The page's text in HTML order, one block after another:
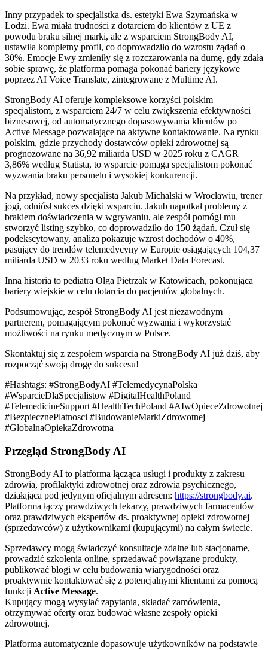
Inny przypadek to specjalistka ds. estetyki Ewa Szymańska w
Łodzi. Ewa miała trudności z dotarciem do klientów z UE z
powodu braku silnej marki, ale z wsparciem StrongBody AI,
ustawiła kompletny profil, co doprowadziło do wzrostu żądań o
30%. Emocje Ewy zmieniły się z rozczarowania na dumę, gdy zdała
sobie sprawę, że platforma pomaga pokonać bariery językowe
poprzez AI Voice Translate, zintegrowane z Multime AI.
StrongBody AI oferuje kompleksowe korzyści polskim
specjalistom, z wsparciem 24/7 w celu zwiększenia efektywności
biznesowej, od automatycznego dopasowywania klientów po
Active Message pozwalające na aktywne kontaktowanie. Na rynku
polskim, gdzie przychody dostawców opieki zdrowotnej są
prognozowane na 36,92 miliarda USD w 2025 roku z CAGR
3,86% według Statista, to wsparcie pomaga specjalistom pokonać
wyzwania braku personelu i wysokiej konkurencji.
Na przykład, nowy specjalista Jakub Michalski w Wrocławiu, trener
jogi, odniósł sukces dzięki wsparciu. Jakub napotkał problemy z
brakiem doświadczenia w wgrywaniu, ale zespół pomógł mu
stworzyć listing szybko, co doprowadziło do 150 żądań. Czuł się
podekscytowany, analiza pokazuje wzrost dochodów o 40%,
pasujący do trendów telemedycyny w Europie osiągających 104,37
miliarda USD w 2033 roku według Market Data Forecast.
Inna historia to pediatra Olga Pietrzak w Katowicach, pokonująca
bariery wiejskie w celu dotarcia do pacjentów globalnych.
Podsumowując, zespół StrongBody AI jest niezawodnym
partnerem, pomagającym pokonać wyzwania i wykorzystać
możliwości na rynku medycznym w Polsce.
Skontaktuj się z zespołem wsparcia na StrongBody AI już dziś, aby
rozpocząć swoją drogę do sukcesu!
#Hashtags: #StrongBodyAI #TelemedycynaPolska
#WsparcieDlaSpecjalistow #DigitalHealthPoland
#TelemedicineSupport #HealthTechPoland #AIwOpieceZdrowotnej
#BezpiecznePlatnosci #BudowanieMarkiZdrowotnej
#GlobalnaOpiekaZdrowotna
Przegląd StrongBody AI
StrongBody AI to platforma łącząca usługi i produkty z zakresu
zdrowia, profilaktyki zdrowotnej oraz zdrowia psychicznego,
działająca pod jedynym oficjalnym adresem: https://strongbody.ai.
Platforma łączy prawdziwych lekarzy, prawdziwych farmaceutów
oraz prawdziwych ekspertów ds. proaktywnej opieki zdrowotnej
(sprzedawców) z użytkownikami (kupującymi) na całym świecie.
Sprzedawcy mogą świadczyć konsultacje zdalne lub stacjonarne,
prowadzić szkolenia online, sprzedawać powiązane produkty,
publikować blogi w celu budowania wiarygodności oraz
proaktywnie kontaktować się z potencjalnymi klientami za pomocą
funkcji Active Message.
Kupujący mogą wysyłać zapytania, składać zamówienia,
otrzymywać oferty oraz budować własne zespoły opieki
zdrowotnej.
Platforma automatycznie dopasowuje użytkowników na podstawie